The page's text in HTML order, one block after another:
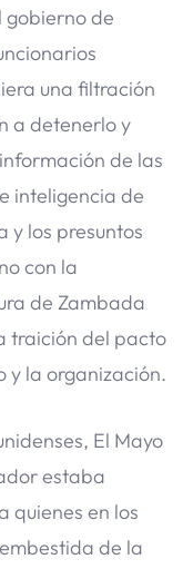
gobierno de
una filtración
a detenerlo y
de las
inteligencia de
y los presuntos
con la
de Zambada
traición del pacto
y la organización.
El Mayo
estaba
quienes en los
de la